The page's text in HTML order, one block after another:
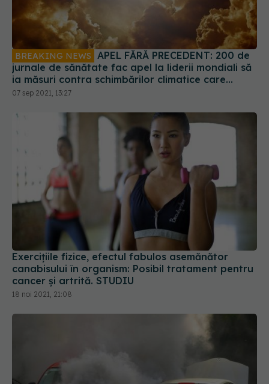
BREAKING NEWS
jurnale de sănătate fac apel la liderii mondiali să
ia măsuri contra schimbărilor climatice care
produc „daunele catastrofale asupra sănătății”
07 sep 2021, 13:27
Exercițiile fizice, efectul fabulos asemănător
canabisului în organism: Posibil tratament pentru
cancer și artrită. STUDIU
18 noi 2021, 21:08